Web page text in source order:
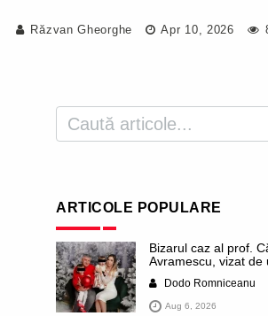
Răzvan Gheorghe Apr 10, 2026
ARTICOLE POPULARE
Bizarul caz al prof.
Avramescu, vizat de
infantilă”. Miroase a
stalinistă. Cea mai
Dodo Romniceanu
Aug 6, 2026